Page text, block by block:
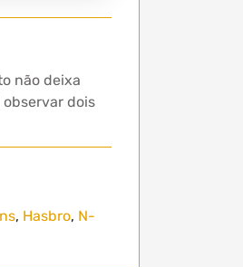
não deixa
dois
, Hasbro, N-